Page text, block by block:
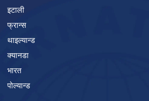
इटाली
फ्रान्स
थाइल्यान्ड
क्यानडा
भारत
पोल्यान्ड